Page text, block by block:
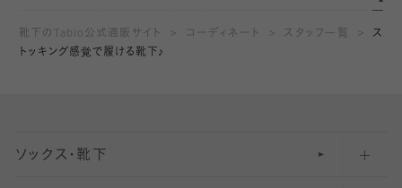
靴下のTabio公式通販サイト コーディネート スタッフ一覧
ス
トッキング感覚で履ける靴下♪
ソックス・靴下